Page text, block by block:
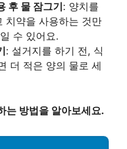
후 물 잠그기 : 양치를
치약을 사용하는 것만
수 있어요.
: 설거지를 하기 전, 식
더 적은 양의 물로 세
는 방법을 알아보세요.